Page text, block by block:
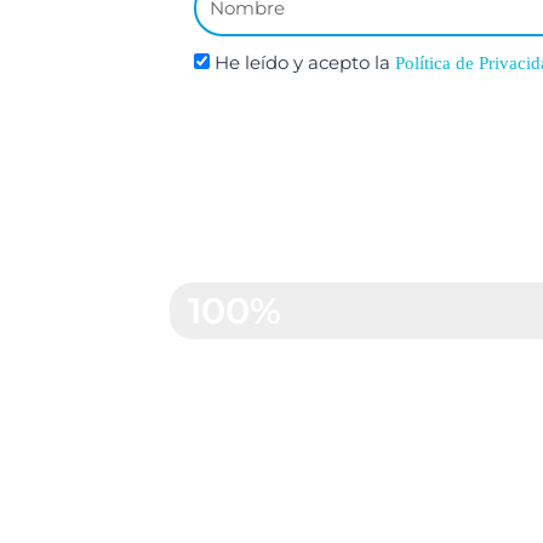
He leído y acepto la Política de